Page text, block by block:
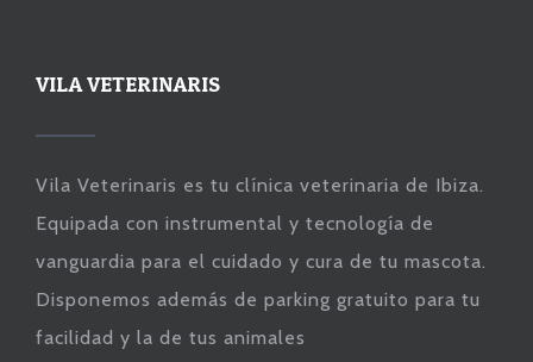
VILA VETERINARIS
Vila Veterinaris es tu clínica veterinaria de Ibiza.
Equipada con instrumental y tecnología de
vanguardia para el cuidado y cura de tu mascota.
Disponemos además de parking gratuito para tu
facilidad y la de tus animales